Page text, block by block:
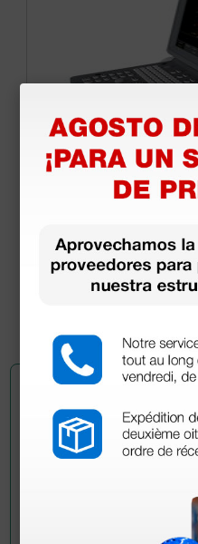
Ecógrafo portátil
1.320,00 €1.650,00
(Precio sin IVA)